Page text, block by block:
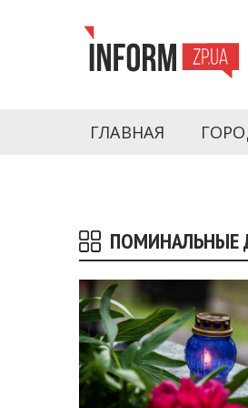
INFORM.ZP.UA
последние новости
ГЛАВНАЯ
ПОМИНАЛЬНЫЕ